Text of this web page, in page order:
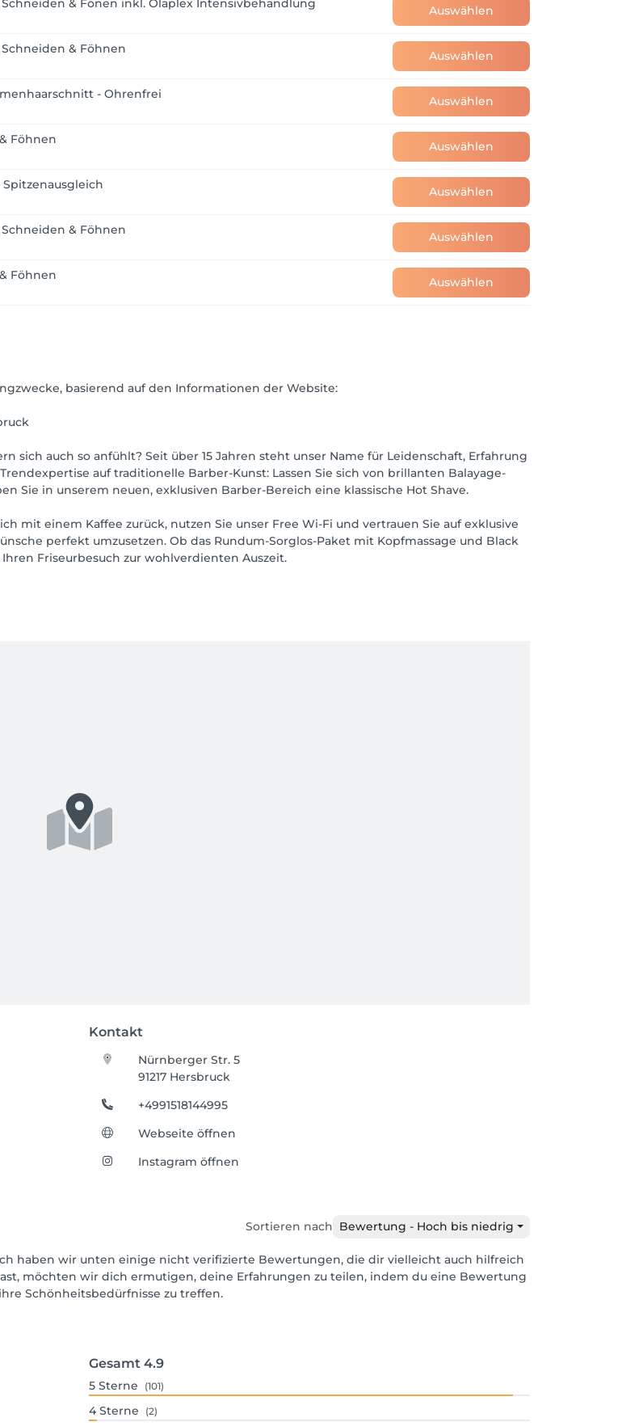
Schneiden & Fönen inkl. Olaplex Intensivbehandlung Auswählen
& Föhnen Auswählen
- Ohrenfrei Auswählen
Föhnen Auswählen
Spitzenausgleich Auswählen
& Föhnen Auswählen
Föhnen Auswählen
basierend auf den Informationen der Website:
sich auch so anfühlt? Seit über 15 Jahren steht unser Name für Leidenschaft, Erfahrung
auf traditionelle Barber-Kunst: Lassen Sie sich von brillanten Balayage-
Sie in unserem neuen, exklusiven Barber-Bereich eine klassische Hot Shave.
mit einem Kaffee zurück, nutzen Sie unser Free Wi-Fi und vertrauen Sie auf exklusive
perfekt umzusetzen. Ob das Rundum-Sorglos-Paket mit Kopfmassage und Black
Friseurbesuch zur wohlverdienten Auszeit.
Kontakt
Nürnberger Str. 5
91217 Hersbruck
+4991518144995
Webseite öffnen
Instagram öffnen
Sortieren nach Bewertung - Hoch bis niedrig
haben wir unten einige nicht verifizierte Bewertungen, die dir vielleicht auch hilfreich
möchten wir dich ermutigen, deine Erfahrungen zu teilen, indem du eine Bewertung
Schönheitsbedürfnisse zu treffen.
Gesamt 4.9
5 Sterne (101)
4 Sterne (2)